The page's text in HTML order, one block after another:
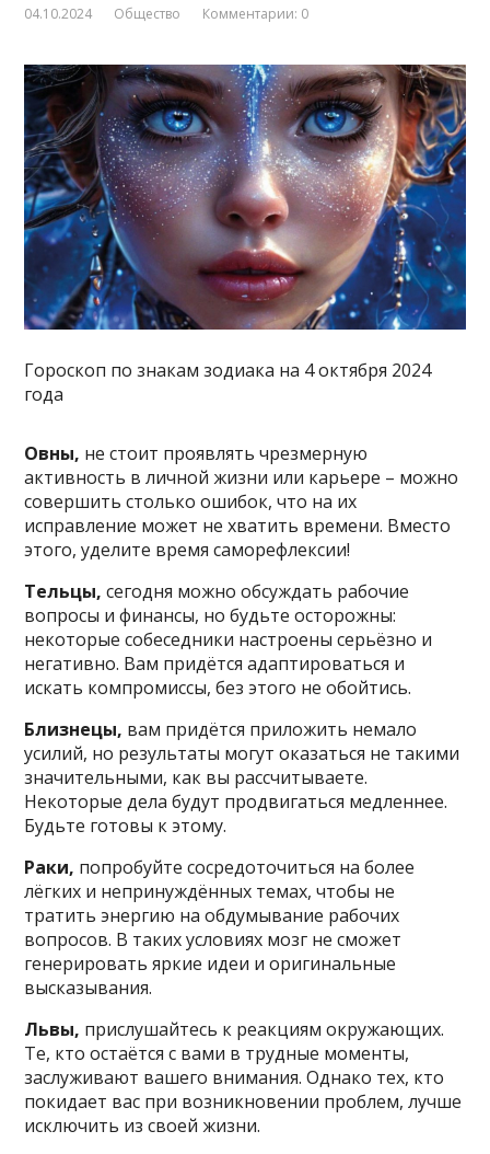
04.10.2024 Общество Комментарии: 0
Гороскоп по знакам зодиака на 4 октября 2024
года
Овны, не стоит проявлять чрезмерную
активность в личной жизни или карьере – можно
совершить столько ошибок, что на их
исправление может не хватить времени. Вместо
этого, уделите время саморефлексии!
Тельцы, сегодня можно обсуждать рабочие
вопросы и финансы, но будьте осторожны:
некоторые собеседники настроены серьёзно и
негативно. Вам придётся адаптироваться и
искать компромиссы, без этого не обойтись.
Близнецы, вам придётся приложить немало
усилий, но результаты могут оказаться не такими
значительными, как вы рассчитываете.
Некоторые дела будут продвигаться медленнее.
Будьте готовы к этому.
Раки, попробуйте сосредоточиться на более
лёгких и непринуждённых темах, чтобы не
тратить энергию на обдумывание рабочих
вопросов. В таких условиях мозг не сможет
генерировать яркие идеи и оригинальные
высказывания.
Львы, прислушайтесь к реакциям окружающих.
Те, кто остаётся с вами в трудные моменты,
заслуживают вашего внимания. Однако тех, кто
покидает вас при возникновении проблем, лучше
исключить из своей жизни.